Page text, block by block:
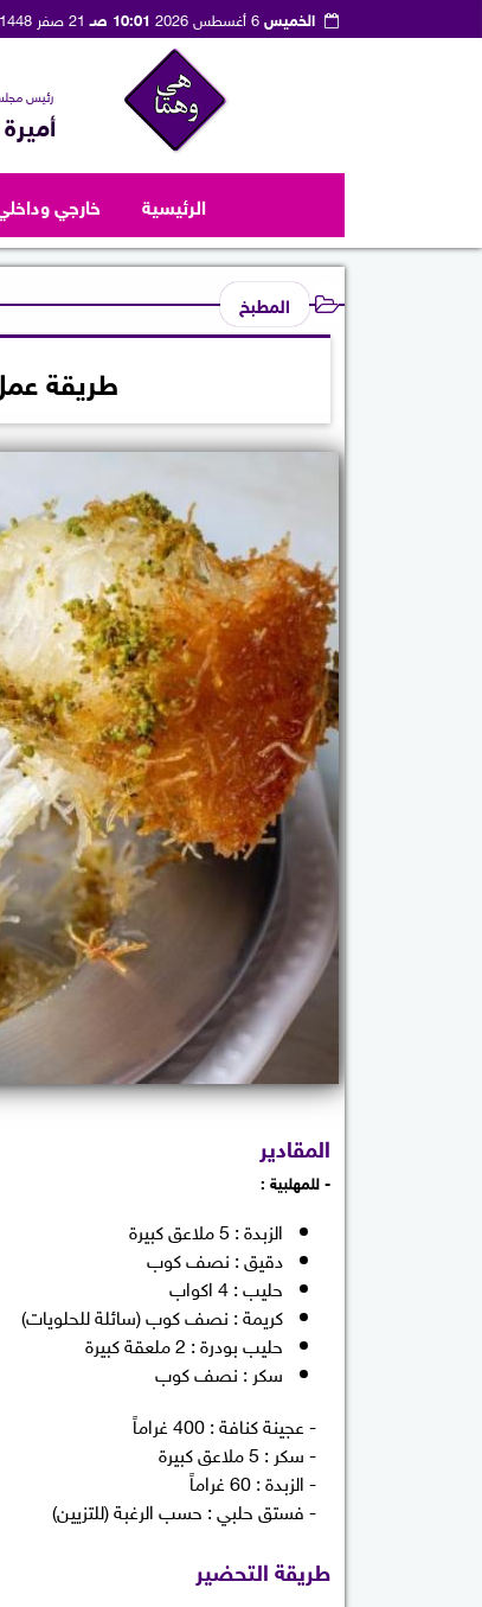
الخميس6 أغسطس 2026 10:01 صـ 21 صفر 1448
رئيس
الرئيسية خارجي
المطبخ
طريقة
المقادير
- للمهلبية :
الزبدة : 5 ملاعق كبيرة
دقيق : نصف كوب
حليب : 4 اكواب
كريمة : نصف كوب (سائلة للحلويات)
حليب بودرة : 2 ملعقة كبيرة
سكر : نصف كوب
- عجينة كنافة : 400 غراماً
- سكر : 5 ملاعق كبيرة
- الزبدة : 60 غراماً
- فستق حلبي : حسب الرغبة (للتزيين)
طريقة التحضير